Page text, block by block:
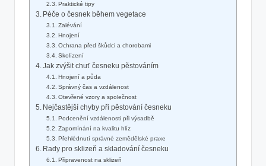
Praktické tipy
Péče o česnek během vegetace
Zalévání
Hnojení
Ochrana před škůdci a chorobami
Skolízení
Jak zvýšit chuť česneku pěstováním
Hnojení a půda
Správný čas a vzdálenost
Otevřené vzory a společnost
Nejčastější chyby při pěstování česneku
Podcenění vzdálenosti při výsadbě
Zapomínání na kvalitu hlíz
Přehlédnutí správné zemědělské praxe
Rady pro sklizeň a skladování česneku
Připravenost na sklizeň